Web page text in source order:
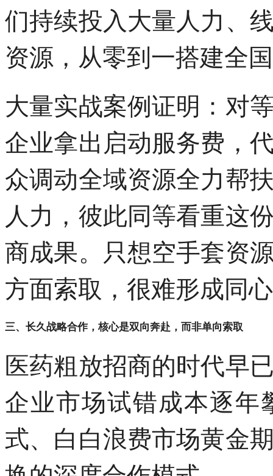
们持续投入大量人力、
资源，从零到一搭建全
大量实战案例证明：对
企业拿出启动服务费，
众调动全域资源全力帮
人力，彼此同等看重这
商成果。只想空手套资
方面索取，很难形成同
三、长久战略合作，核心是双向奔赴，而非单向索取
医药粗放招商的时代早
企业市场试错成本逐
式、白白浪费市场黄金